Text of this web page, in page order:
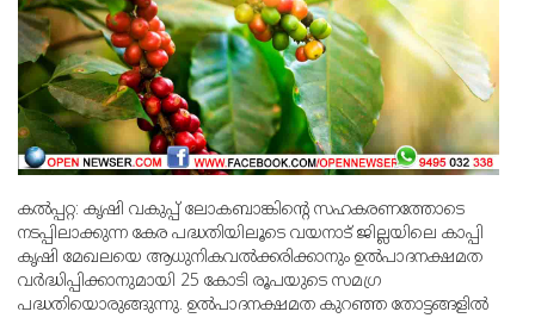
കല്‍പ്പറ്റ: കൃഷി വകുപ്പ് ലോകബാങ്കിന്റെ സഹകരണത്തോടെ
നടപ്പിലാക്കുന്ന കേര പദ്ധതിയിലൂടെ വയനാട് ജില്ലയിലെ കാപ്പി
കൃഷി മേഖലയെ ആധുനികവല്‍ക്കരിക്കാനും ഉല്‍പാദനക്ഷമത
വര്‍ദ്ധിപ്പിക്കാനുമായി 25 കോടി രൂപയുടെ സമഗ്ര
പദ്ധതിയൊരുങ്ങുന്നു. ഉല്‍പാദനക്ഷമത കുറഞ്ഞ തോട്ടങ്ങളില്‍